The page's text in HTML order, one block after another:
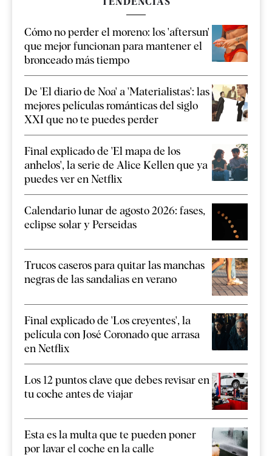
Cómo no perder el moreno: los 'aftersun'
que mejor funcionan para mantener el
bronceado más tiempo
De 'El diario de Noa' a 'Materialistas': las
mejores películas románticas del siglo
XXI que no te puedes perder
Final explicado de 'El mapa de los
anhelos', la serie de Alice Kellen que ya
puedes ver en Netflix
Calendario lunar de agosto 2026: fases,
eclipse solar y Perseidas
Trucos caseros para quitar las manchas
negras de las sandalias en verano
Final explicado de 'Los creyentes', la
película con José Coronado que arrasa
en Netflix
Los 12 puntos clave que debes revisar en
tu coche antes de viajar
Esta es la multa que te pueden poner
por lavar el coche en la calle